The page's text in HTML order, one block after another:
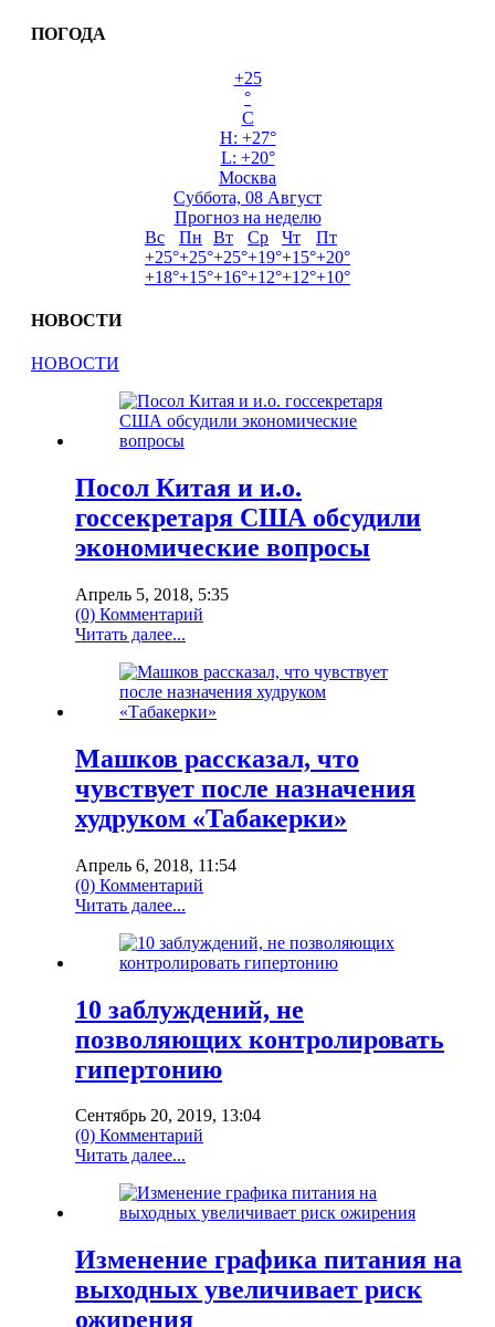
ПОГОДА
+25
°
C
H: +27°
L: +20°
Москва
Суббота, 08 Август
Прогноз на неделю
Вс
Пн Вт Ср Чт
Пт
+25°+25°+25°+19°+15°+20°
+18°+15°+16°+12°+12°+10°
НОВОСТИ
НОВОСТИ
Посол Китая и и.о.
госсекретаря США обсудили
экономические вопросы
Апрель 5, 2018, 5:35
(0) Комментарий
Читать далее...
Машков рассказал, что
чувствует после назначения
худруком «Табакерки»
Апрель 6, 2018, 11:54
(0) Комментарий
Читать далее...
10 заблуждений, не
позволяющих контролировать
гипертонию
Сентябрь 20, 2019, 13:04
(0) Комментарий
Читать далее...
Изменение графика питания на
выходных увеличивает риск
ожирения